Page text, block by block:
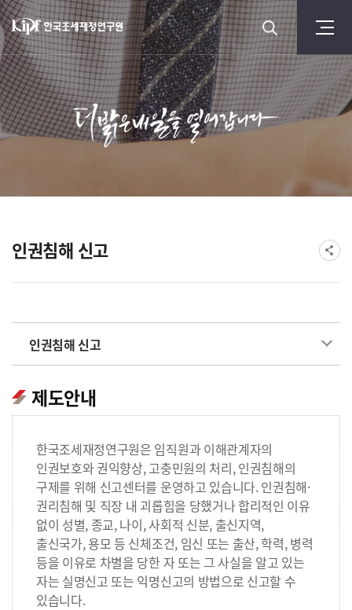
인권침해 신고
인권침해 신고
제도안내
한국조세재정연구원은 임직원과 이해관계자의
인권보호와 권익향상, 고충민원의 처리, 인권침해의
구제를 위해 신고센터를 운영하고 있습니다. 인권침해·
권리침해 및 직장 내 괴롭힘을 당했거나 합리적인 이유
없이 성별, 종교, 나이, 사회적 신분, 출신지역,
출신국가, 용모 등 신체조건, 임신 또는 출산, 학력, 병력
등을 이유로 차별을 당한 자 또는 그 사실을 알고 있는
자는 실명신고 또는 익명신고의 방법으로 신고할 수
있습니다.